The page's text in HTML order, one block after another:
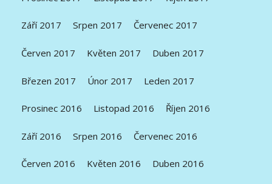
Září 2017 Srpen 2017 Červenec 2017
Červen 2017 Květen 2017 Duben 2017
Březen 2017 Únor 2017 Leden 2017
Prosinec 2016 Listopad 2016 Říjen 2016
Září 2016 Srpen 2016 Červenec 2016
Červen 2016 Květen 2016 Duben 2016